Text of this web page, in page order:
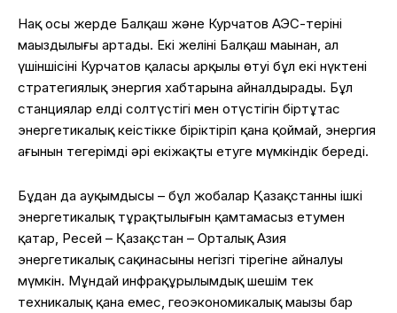
Нақосы жерде Балқаш және Курчатов АЭС-терінің
маңыздылығы артады. Екі желінің Балқаш маңынан, ал
үшіншісінің Курчатов қаласы арқылы өтуі бұл екі нүктені
стратегиялықэнергия хабтарына айналдырады. Бұл
станциялар елдің солтүстігі мен оңтүстігін біртұтас
энергетикалық кеңістікке біріктіріп қана қоймай, энергия
ағынын теңгерімді әрі екіжақты етуге мүмкіндік береді.
Бұдан да ауқымдысы – бұл жобалар Қазақстанның ішкі
энергетикалық тұрақтылығын қамтамасыз етумен
қатар, Ресей – Қазақстан – ОрталықАзия
энергетикалық сақинасының негізгі тірегіне айналуы
мүмкін. Мұндай инфрақұрылымдық шешім тек
техникалық қана емес, геоэкономикалықмаңызы бар